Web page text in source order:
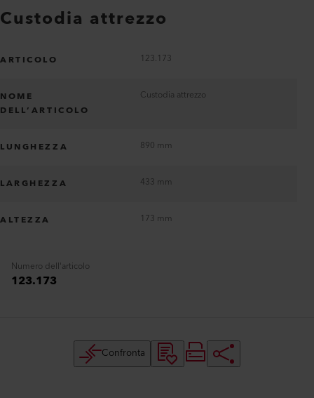
Custodia attrezzo
ARTICOLO 123.173
NOME
DELL’ARTICOLO
Custodia attrezzo
LUNGHEZZA 890 mm
LARGHEZZA 433 mm
ALTEZZA 173 mm
Numero dell'articolo
123.173
Confronta